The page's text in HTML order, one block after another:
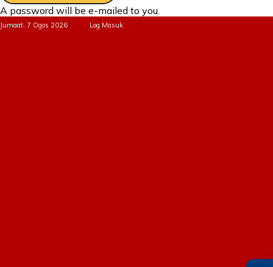
A password will be e-mailed to you.
Jumaat, 7 Ogos 2026 Log Masuk